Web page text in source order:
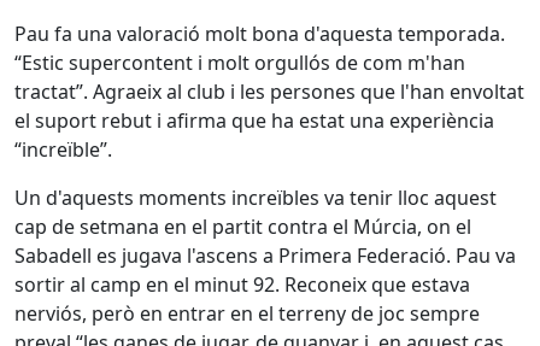
Pau fa una valoració molt bona d'aquesta temporada.
“Estic supercontent i molt orgullós de com m'han
tractat”. Agraeix al club i les persones que l'han envoltat
el suport rebut i afirma que ha estat una experiència
“increïble”.
Un d'aquests moments increïbles va tenir lloc aquest
cap de setmana en el partit contra el Múrcia, on el
Sabadell es jugava l'ascens a Primera Federació. Pau va
sortir al camp en el minut 92. Reconeix que estava
nerviós, però en entrar en el terreny de joc sempre